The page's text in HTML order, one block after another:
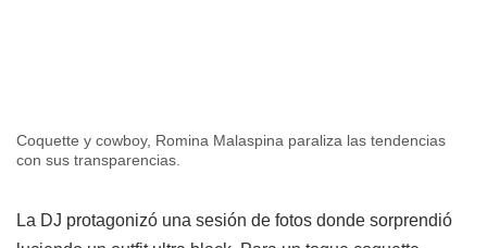
Coquette y cowboy, Romina Malaspina paraliza las tendencias
con sus transparencias.
La DJ protagonizó una sesión de fotos donde sorprendió